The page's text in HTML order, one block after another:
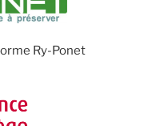
Ry-Ponet